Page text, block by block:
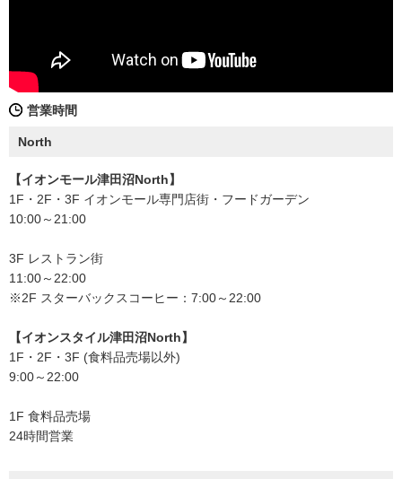
営業時間
North
【イオンモール津田沼North】
1F・2F・3F イオンモール専門店街・フードガーデン
10:00～21:00
3F レストラン街
11:00～22:00
※2F スターバックスコーヒー：7:00～22:00
【イオンスタイル津田沼North】
1F・2F・3F (食料品売場以外)
9:00～22:00
1F 食料品売場
24時間営業